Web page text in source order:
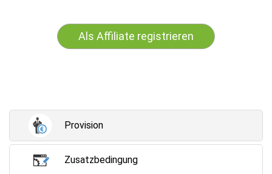
Als Affiliate registrieren
Provision
Zusatzbedingung